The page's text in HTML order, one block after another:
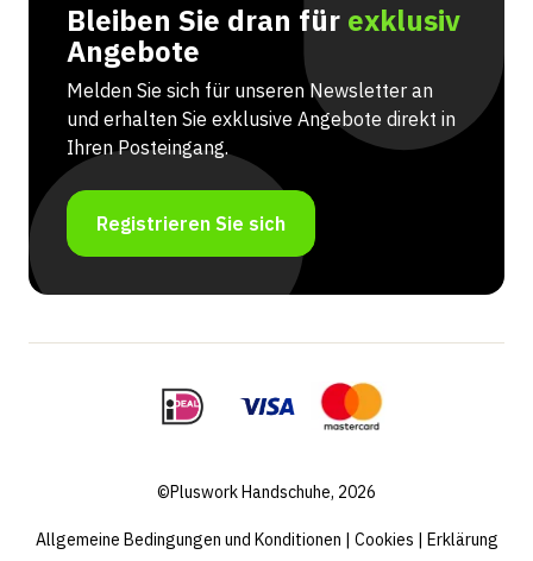
Bleiben Sie dran für exklusiv
Angebote
Melden Sie sich für unseren Newsletter an
und erhalten Sie exklusive Angebote direkt in
Ihren Posteingang.
Registrieren Sie sich
©Pluswork Handschuhe, 2026
Allgemeine Bedingungen und Konditionen Cookies
Erklärung